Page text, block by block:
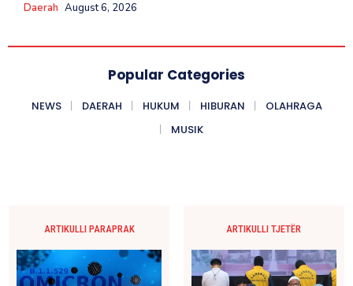
Daerah August 6, 2026
Popular Categories
NEWS DAERAH HUKUM HIBURAN
OLAHRAGA
MUSIK
ARTIKULLI PARAPRAK ARTIKULLI TJETËR